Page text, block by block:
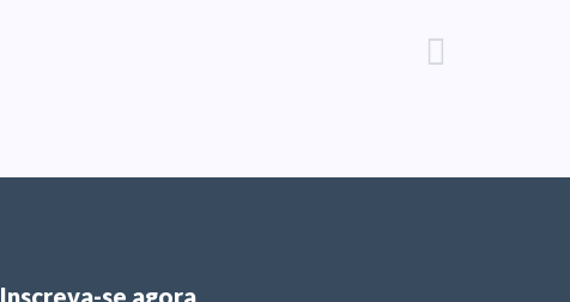
Inscreva-se agora